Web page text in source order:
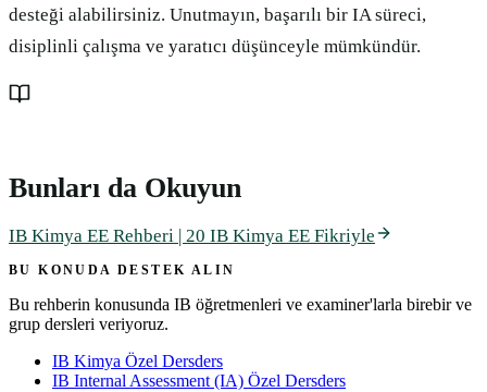
desteği alabilirsiniz. Unutmayın, başarılı bir IA süreci,
disiplinli çalışma ve yaratıcı düşünceyle mümkündür.
Bunları da Okuyun
IB Kimya EE Rehberi | 20 IB Kimya EE Fikriyle
BU KONUDA DESTEK ALIN
Bu rehberin konusunda IB öğretmenleri ve examiner'larla birebir ve
grup dersleri veriyoruz.
IB Kimya Özel Dersders
IB Internal Assessment (IA) Özel Dersders